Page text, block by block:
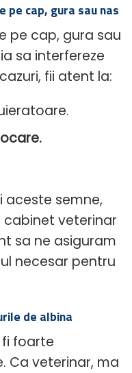
pe cap, gura sau nas
pe cap, gura sau
sa interfereze
fii atent la:
aceste semne,
cabinet veterinar
sa ne asiguram
necesar pentru
de albina
foarte
Ca veterinar, ma